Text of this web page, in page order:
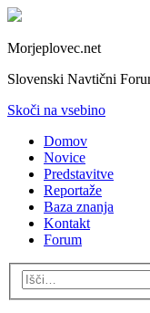
Morjeplovec.net
Slovenski Navtični
Skoči na vsebino
Domov
Novice
Predstavitve
Reportaže
Baza znanja
Kontakt
Forum